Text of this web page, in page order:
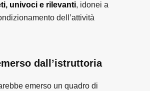
univoci e rilevanti, idonei a
dell’attività
dall’istruttoria
emerso un quadro di